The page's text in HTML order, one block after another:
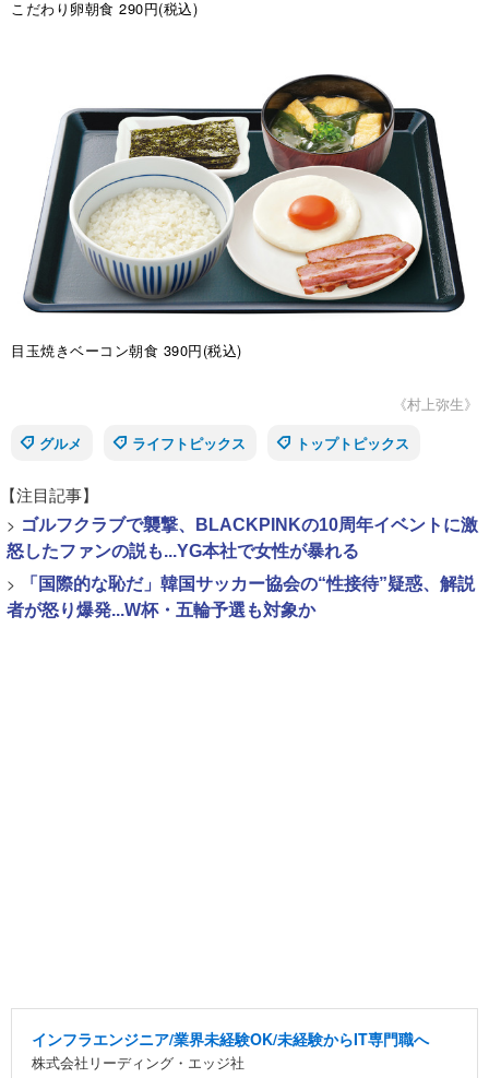
こだわり卵朝食 290円(税込)
目玉焼きベーコン朝食 390円(税込)
《村上弥生》
グルメ
ライフトピックス トップトピックス
【注目記事】
> ゴルフクラブで襲撃、BLACKPINKの10周年イベントに激
怒したファンの説も...YG本社で女性が暴れる
>
「国際的な恥だ」韓国サッカー協会の“性接待”疑惑、解説
者が怒り爆発...W杯・五輪予選も対象か
インフラエンジニア/業界未経験OK/未経験からIT専門職へ
株式会社リーディング・エッジ社